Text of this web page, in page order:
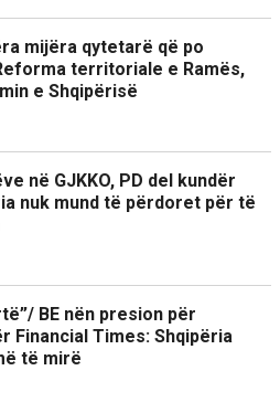
mijëra qytetarë që po
territoriale e Ramës,
e Shqipërisë
në GJKKO, PD del kundër
nuk mund të përdoret për të
BE nën presion për
Financial Times: Shqipëria
të mirë